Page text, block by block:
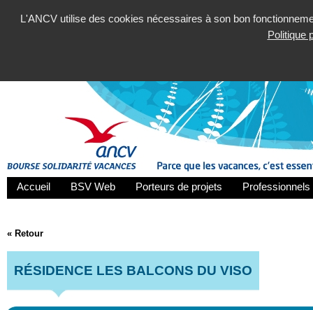
L'ANCV utilise des cookies nécessaires à son bon
Politique
Accueil BSV Web Porteurs de projets
« Retour
RÉSIDENCE LES BALCONS DU VISO